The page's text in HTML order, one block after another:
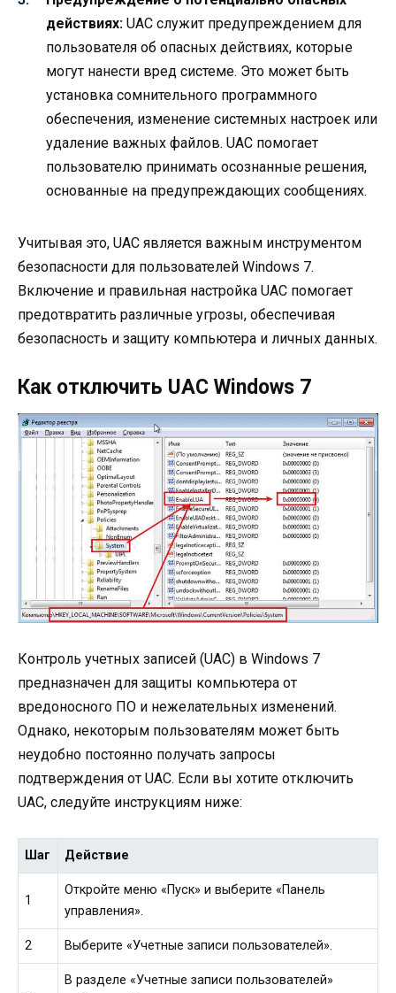
действиях: UAC служит предупреждением для
пользователя об опасных действиях, которые
могут нанести вред системе. Это может быть
установка сомнительного программного
обеспечения, изменение системных настроек или
удаление важных файлов. UAC помогает
пользователю принимать осознанные решения,
основанные на предупреждающих сообщениях.
Учитывая это, UAC является важным инструментом
безопасности для пользователей Windows 7.
Включение и правильная настройка UAC помогает
предотвратить различные угрозы, обеспечивая
безопасность и защиту компьютера и личных данных.
Как отключить UAC Windows 7
Контроль учетных записей (UAC) в Windows 7
предназначен для защиты компьютера от
вредоносного ПО и нежелательных изменений.
Однако, некоторым пользователям может быть
неудобно постоянно получать запросы
подтверждения от UAC. Если вы хотите отключить
UAC, следуйте инструкциям ниже:
Шаг Действие
1
Откройте меню «Пуск» и выберите «Панель
управления».
2 Выберите «Учетные записи пользователей».
В разделе «Учетные записи пользователей»